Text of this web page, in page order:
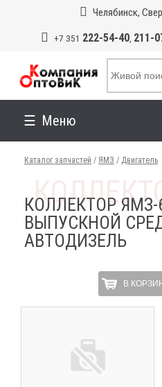
Челябинск,
+7 351 222-54-40, 211-
Меню
Каталог запчастей / ЯМЗ / Двигатель
КОЛЛЕКТОР ЯМЗ-
ВЫПУСКНОЙ
АВТОДИЗЕЛЬ
В